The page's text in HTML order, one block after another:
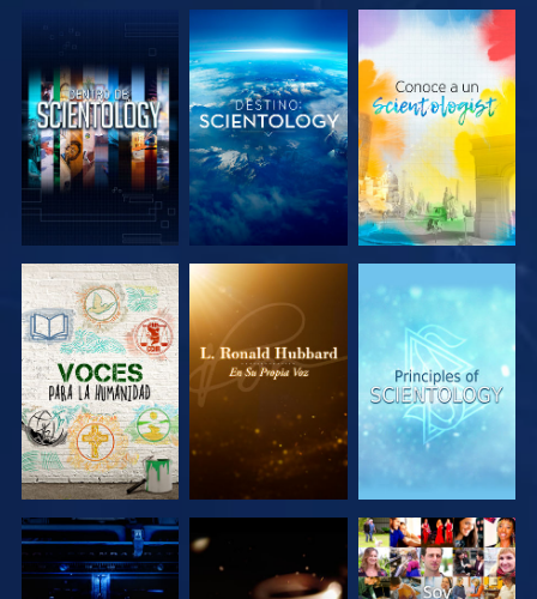
EXPLORA LAS
SERIES
EXPLORA LAS
SERIES
EXPLORA LAS
SERIES
EXPLORA LAS
EXPLORA LAS
VE